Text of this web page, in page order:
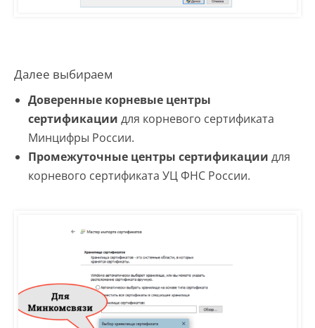
Далее выбираем
Доверенные корневые центры
сертификации для корневого сертификата
Минцифры России.
Промежуточные центры сертификации для
корневого сертификата УЦ ФНС России.